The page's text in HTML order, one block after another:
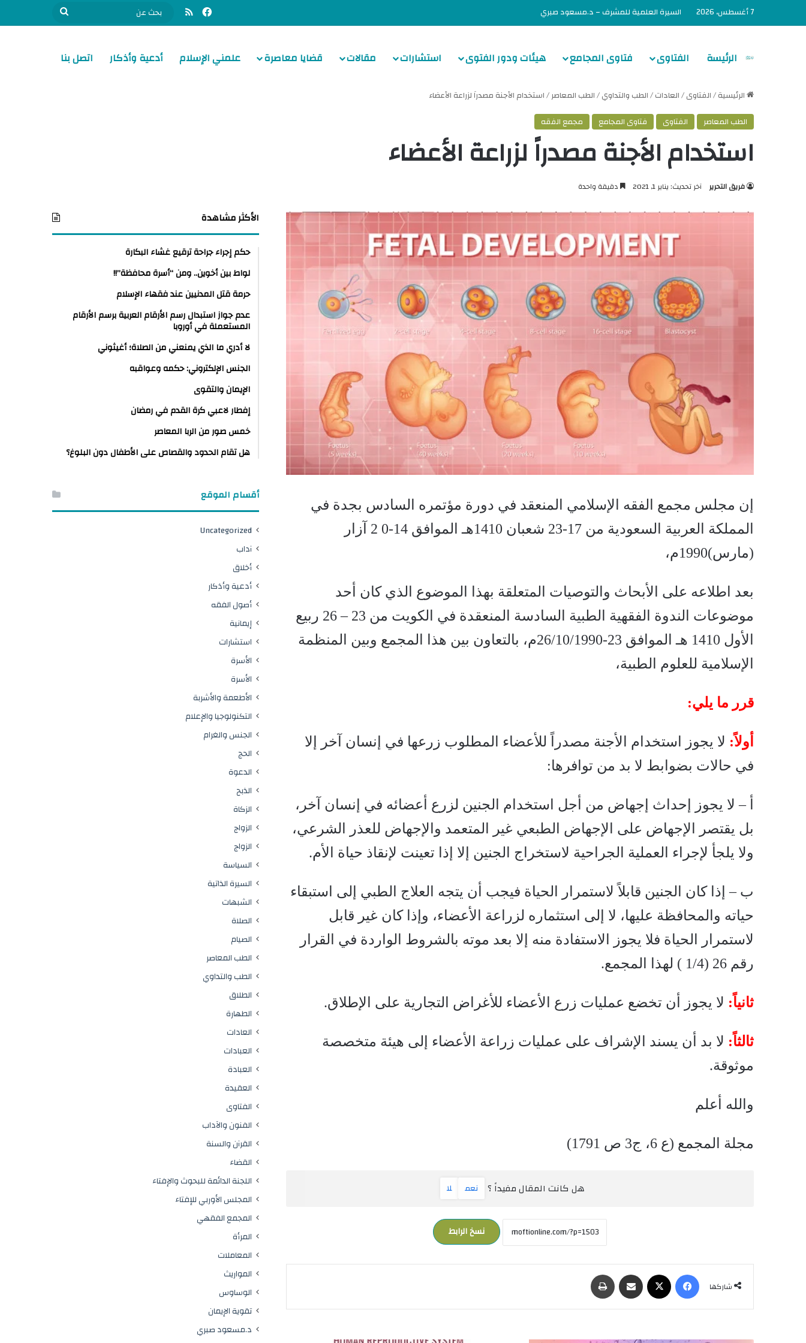
7 أغسطس، 2026 السيرة العلمية للمشرف – د.مسعود صبري فيسبوكملخص الموقع RSS
الرئيسة الفتاوى فتاوى المجامع هيئات ودور الفتوى استشارات مقالات قضايا معاصرة علمني الإسلام أدعية وأذكار اتصل بنا
الرئيسية/الفتاوى/العادات/الطب والتداوي/الطب المعاصر/استخدام الأجنة مصدراً لزراعة الأعضاء
الطب المعاصر
الفتاوى فتاوى المجامع مجمع الفقه
استخدام الأجنة مصدراً لزراعة الأعضاء
فريق التحرير آخر تحديث: يناير 1, 2021 دقيقة واحدة
إن مجلس مجمع الفقه الإسلامي المنعقد في دورة مؤتمره السادس بجدة في
المملكة العربية السعودية من 17-23 شعبان 1410هـ الموافق 14-0 2 آزار
(مارس)1990م،
بعد اطلاعه على الأبحاث والتوصيات المتعلقة بهذا الموضوع الذي كان أحد
موضوعات الندوة الفقهية الطبية السادسة المنعقدة في الكويت من 23 – 26 ربيع
الأول 1410 هـ الموافق 23-26/10/1990م، بالتعاون بين هذا المجمع وبين المنظمة
الإسلامية للعلوم الطبية،
قرر ما يلي:
أولاً: لا يجوز استخدام الأجنة مصدراً للأعضاء المطلوب زرعها في إنسان آخر إلا
في حالات بضوابط لا بد من توافرها:
أ – لا يجوز إحداث إجهاض من أجل استخدام الجنين لزرع أعضائه في إنسان آخر،
بل يقتصر الإجهاض على الإجهاض الطبعي غير المتعمد والإجهاض للعذر الشرعي،
ولا يلجأ لإجراء العملية الجراحية لاستخراج الجنين إلا إذا تعينت لإنقاذ حياة الأم.
ب – إذا كان الجنين قابلاً لاستمرار الحياة فيجب أن يتجه العلاج الطبي إلى استبقاء
حياته والمحافظة عليها، لا إلى استثماره لزراعة الأعضاء، وإذا كان غير قابل
لاستمرار الحياة فلا يجوز الاستفادة منه إلا بعد موته بالشروط الواردة في القرار
رقم 26 (1/4 ) لهذا المجمع.
ثانياً: لا يجوز أن تخضع عمليات زرع الأعضاء للأغراض التجارية على الإطلاق.
ثالثاً: لا بد أن يسند الإشراف على عمليات زراعة الأعضاء إلى هيئة متخصصة
موثوقة.
والله أعلم
مجلة المجمع (ع 6، ج3 ص 1791)
هل كانت المقال مفيداً ؟ نعم لا
نسخ الرابط
شاركها
الأكثر مشاهدة
حكم إجراء جراحة ترقيع غشاء البكارة
لواط بين أخوين.. ومن “أسرة محافظة”!!
حرمة قتل المدنيين عند فقهاء الإسلام
عدم جواز استبدال رسم الأرقام العربية برسم الأرقام
المستعملة في أوروبا
لا أدري ما الذي يمنعني من الصلاة؛ أغيثوني
الجنس الإلكتروني: حكمه وعواقبه
الإيمان والتقوى
إفطار لاعبي كرة القدم في رمضان
خمس صور من الربا المعاصر
هل تقام الحدود والقصاص على الأطفال دون البلوغ؟
أقسام الموقع
Uncategorized
آداب
أخلاق
أدعية وأذكار
أصول الفقه
إيمانية
استشارات
الأسرة
الأسرة
الأطعمة والأشربة
التكنولوجيا والإعلام
الجنس والغرام
الحج
الدعوة
الذبح
الزكاة
الزواج
الزواج
السياسة
السيرة الذاتية
الشبهات
الصلاة
الصيام
الطب المعاصر
الطب والتداوي
الطلاق
الطهارة
العادات
العبادات
العبادة
العقيدة
الفتاوى
الفنون والآداب
القرآن والسنة
القضاء
اللجنة الدائمة للبحوث والإفتاء
المجلس الأوربي للإفتاء
المجمع الفقهي
المرأة
المعاملات
المواريث
الوساوس
تقوية الإيمان
د.مسعود صبري